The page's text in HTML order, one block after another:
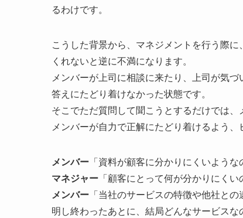
るわけです。
こうした背景から、マネジメントを行う際
くれないと逆に不満になります。
メンバーが上司に相談に来たり、上司が気
答えにたどり着けなかった状態です。
そこでただ質問して聞こうとするだけでは、
メンバーが自力で正解にたどり着けるよう
メンバー 「資料が顧客に分かりにくいよう
マネジャー 「顧客にとって何が分かりにくい
メンバー 「当社のサービスの特徴や他社と
明し終わったあとに、結局どんなサービスな